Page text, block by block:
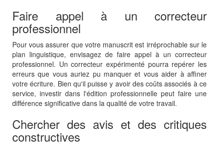
Faire appel à un correcteur
professionnel
Pour vous assurer que votre manuscrit est irréprochable sur le
plan linguistique, envisagez de faire appel à un correcteur
professionnel. Un correcteur expérimenté pourra repérer les
erreurs que vous auriez pu manquer et vous aider à affiner
votre écriture. Bien qu'il puisse y avoir des coûts associés à ce
service, investir dans l'édition professionnelle peut faire une
différence significative dans la qualité de votre travail.
Chercher des avis et des critiques
constructives